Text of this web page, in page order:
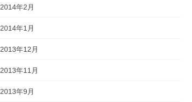
2014年2月
2014年1月
2013年12月
2013年11月
2013年9月